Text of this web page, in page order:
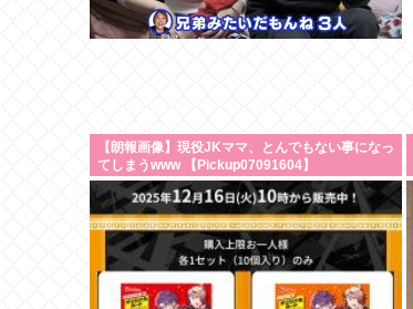
【朗報画像】現役JKママ、とんでもない事になっ
てしまうwww 【Pickup07091604】